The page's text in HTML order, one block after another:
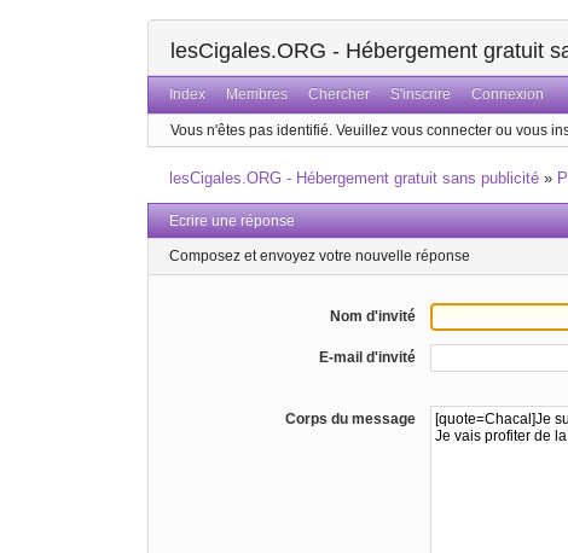
lesCigales.ORG - Hébergement gratuit
Index Membres Chercher S'inscrire Connexion
Vous n'êtes pas identifié. Veuillez vous connecter ou vous
lesCigales.ORG - Hébergement gratuit sans publicité »
Ecrire une réponse
Composez et envoyez votre nouvelle réponse
Nom d'invité
E-mail d'invité
Corps du message